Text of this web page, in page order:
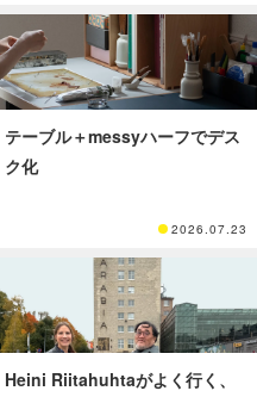
テーブル＋messyハーフでデス
ク化
2026.07.23
Heini Riitahuhtaがよく行く、